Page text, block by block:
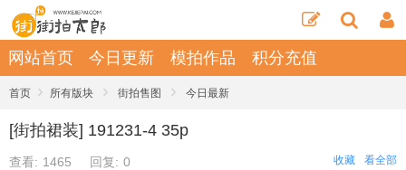
网站首页 今日更新 模拍作品 积分充值
首页 › 所有版块 › 街拍售图 › 今日最新
[街拍裙装] 191231-4 35p
查看: 1465 回复: 0 看全部
收藏